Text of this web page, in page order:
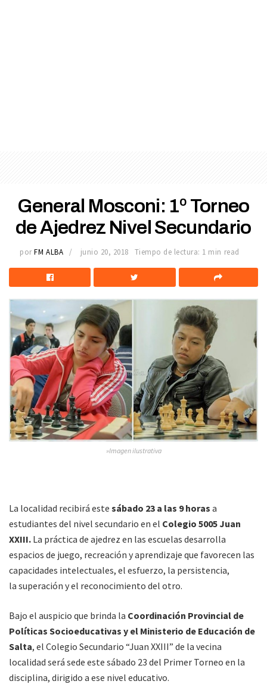
General Mosconi: 1º Torneo
de Ajedrez Nivel Secundario
por FM ALBA junio 20, 2018 Tiempo de lectura: 1 min read
»Imagen ilustrativa
La localidad recibirá este sábado 23 a las 9 horas a
estudiantes del nivel secundario en el Colegio 5005 Juan
XXIII. La práctica de ajedrez en las escuelas desarrolla
espacios de juego, recreación y aprendizaje que favorecen las
capacidades intelectuales, el esfuerzo, la persistencia,
la superación y el reconocimiento del otro.
Bajo el auspicio que brinda la Coordinación Provincial de
Políticas Socioeducativas y el Ministerio de Educación de
Salta, el Colegio Secundario “Juan XXIII” de la vecina
localidad será sede este sábado 23 del Primer Torneo en la
disciplina, dirigido a ese nivel educativo.